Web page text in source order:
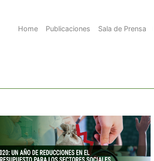
Home Publicaciones Sala de Prensa